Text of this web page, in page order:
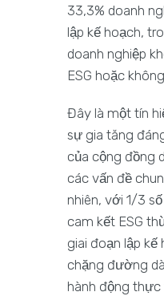
33,3% doanh
lập kế hoạch,
doanh nghiệp
ESG hoặc
Đây là một tín
sự gia tăng
của cộng đồng
các vấn đề
nhiên, với 1/3
cam kết ESG
giai đoạn lập
chặng đường
hành động thực